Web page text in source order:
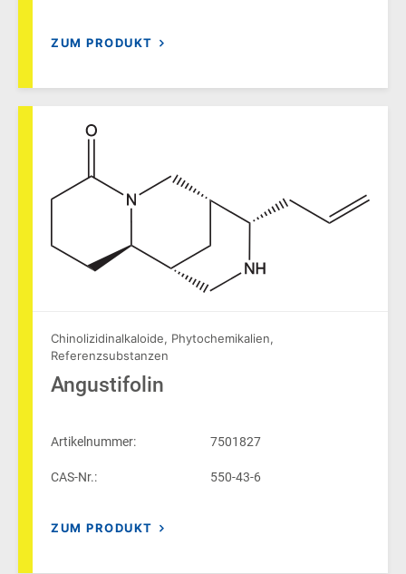
ZUM PRODUKT
Chinolizidinalkaloide, Phytochemikalien,
Referenzsubstanzen
Angustifolin
Artikelnummer: 7501827
CAS-Nr.: 550-43-6
ZUM PRODUKT